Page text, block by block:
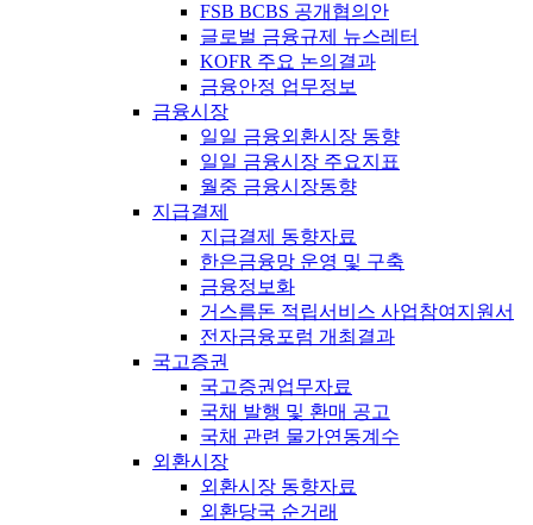
FSB BCBS 공개협의안
글로벌 금융규제 뉴스레터
KOFR 주요 논의결과
금융안정 업무정보
금융시장
일일 금융외환시장 동향
일일 금융시장 주요지표
월중 금융시장동향
지급결제
지급결제 동향자료
한은금융망 운영 및 구축
금융정보화
거스름돈 적립서비스 사업참여지원서
전자금융포럼 개최결과
국고증권
국고증권업무자료
국채 발행 및 환매 공고
국채 관련 물가연동계수
외환시장
외환시장 동향자료
외환당국 순거래